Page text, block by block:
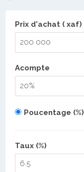
Prix d'achat ( xaf)
Acompte
Poucentage (%)
Taux (%)